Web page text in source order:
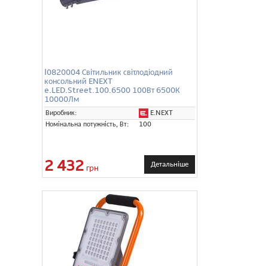
l0820004 Світильник світлодіодний
консольний ENEXT
e.LED.Street.100.6500 100Вт 6500К
10000Лм
Виробник:
E.NEXT
Номінальна потужність, Вт:
100
2 432 грн Детальніше